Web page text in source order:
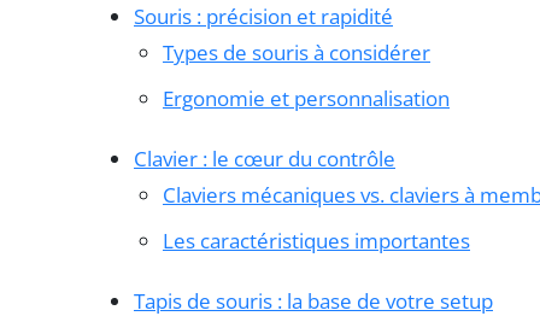
Souris : précision et rapidité
Types de souris à considérer
Ergonomie et personnalisation
Clavier : le cœur du contrôle
Claviers mécaniques vs. claviers à
Les caractéristiques importantes
Tapis de souris : la base de votre setup